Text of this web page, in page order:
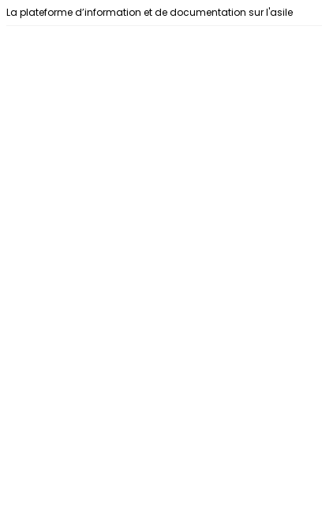
Aller au contenu
La plateforme d’information et de documentation sur l'asile